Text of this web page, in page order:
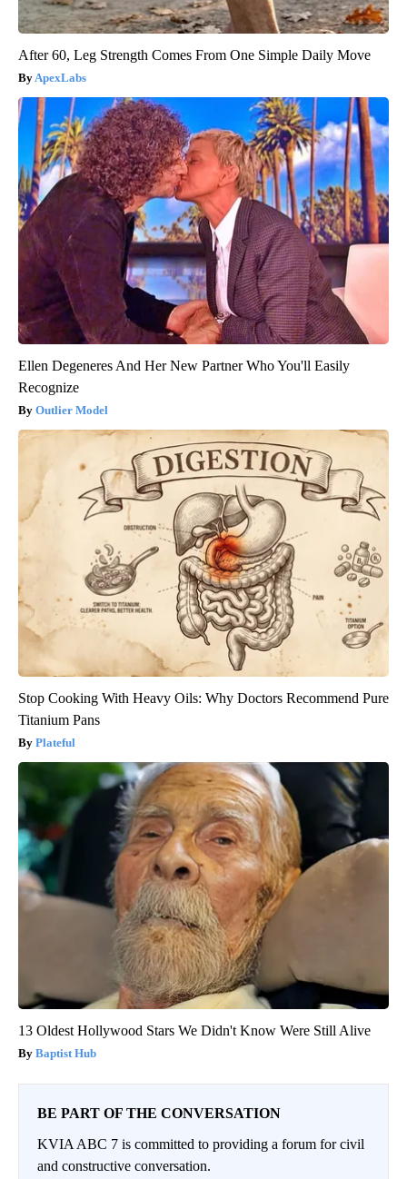
After 60, Leg Strength Comes From One Simple Daily Move
ApexLabs
Ellen Degeneres And Her New Partner Who You'll Easily
Recognize
Outlier Model
Stop Cooking With Heavy Oils: Why Doctors Recommend Pure
Titanium Pans
Plateful
13 Oldest Hollywood Stars We Didn't Know Were Still Alive
Baptist Hub
BE PART OF THE CONVERSATION
KVIA ABC 7 is committed to providing a forum for civil
and constructive conversation.